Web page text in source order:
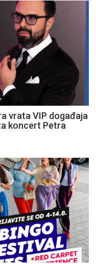
vrata VIP događaja
koncert Petra